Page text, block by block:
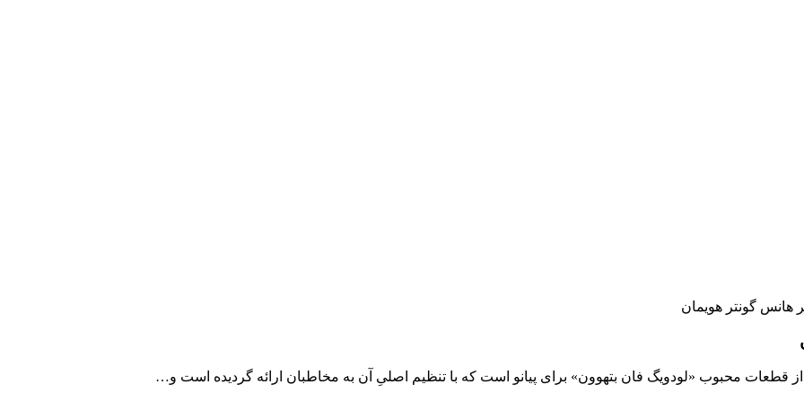
هانس گونتر هویمان
از قطعات محبوب «لودویگ فان بتهوون» برای پیانو است که با تنظیم اصلیِ آن به مخاطبان ارائه گردیده است و…